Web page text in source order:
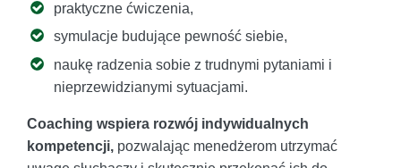
praktyczne ćwiczenia,
symulacje budujące pewność siebie,
naukę radzenia sobie z trudnymi pytaniami i
nieprzewidzianymi sytuacjami.
Coaching wspiera rozwój indywidualnych
kompetencji, pozwalając menedżerom utrzymać